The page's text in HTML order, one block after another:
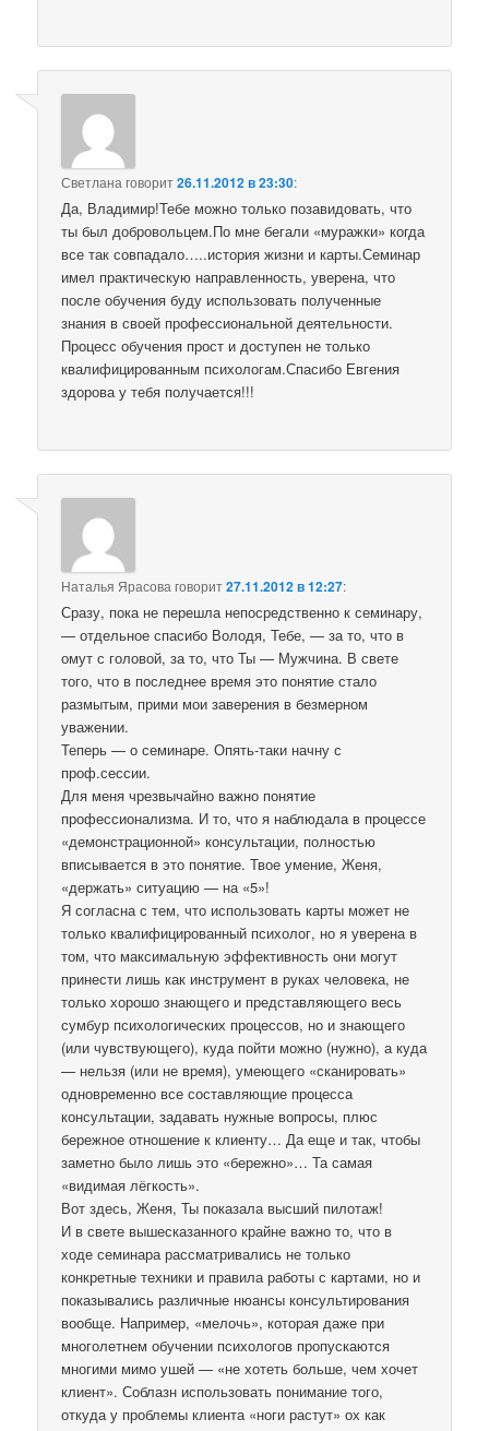
Светлана говорит26.11.2012 в 23:30:
Да, Владимир!Тебе можно только позавидовать, что
ты был добровольцем.По мне бегали «муражки» когда
все так совпадало…..история жизни и карты.Семинар
имел практическую направленность, уверена, что
после обучения буду использовать полученные
знания в своей профессиональной деятельности.
Процесс обучения прост и доступен не только
квалифицированным психологам.Спасибо Евгения
здорова у тебя получается!!!
Наталья Ярасова говорит27.11.2012 в 12:27:
Сразу, пока не перешла непосредственно к семинару,
— отдельное спасибо Володя, Тебе, — за то, что в
омут с головой, за то, что Ты — Мужчина. В свете
того, что в последнее время это понятие стало
размытым, прими мои заверения в безмерном
уважении.
Теперь — о семинаре. Опять-таки начну с
проф.сессии.
Для меня чрезвычайно важно понятие
профессионализма. И то, что я наблюдала в процессе
«демонстрационной» консультации, полностью
вписывается в это понятие. Твое умение, Женя,
«держать» ситуацию — на «5»!
Я согласна с тем, что использовать карты может не
только квалифицированный психолог, но я уверена в
том, что максимальную эффективность они могут
принести лишь как инструмент в руках человека, не
только хорошо знающего и представляющего весь
сумбур психологических процессов, но и знающего
(или чувствующего), куда пойти можно (нужно), а куда
— нельзя (или не время), умеющего «сканировать»
одновременно все составляющие процесса
консультации, задавать нужные вопросы, плюс
бережное отношение к клиенту… Да еще и так, чтобы
заметно было лишь это «бережно»… Та самая
«видимая лёгкость».
Вот здесь, Женя, Ты показала высший пилотаж!
И в свете вышесказанного крайне важно то, что в
ходе семинара рассматривались не только
конкретные техники и правила работы с картами, но и
показывались различные нюансы консультирования
вообще. Например, «мелочь», которая даже при
многолетнем обучении психологов пропускаются
многими мимо ушей — «не хотеть больше, чем хочет
клиент». Соблазн использовать понимание того,
откуда у проблемы клиента «ноги растут» ох как